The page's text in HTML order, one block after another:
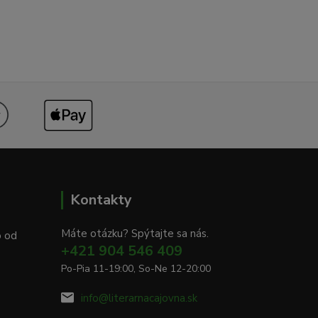
od
Kontakty
Máte otázku? Spýtajte sa nás.
+421 904 546 409
Po-Pia 11-19:00, So-Ne 12-20:00
info@literarnacajovna.sk